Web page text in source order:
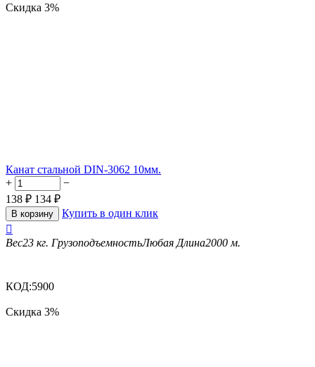
Скидка 3%
Канат стальной DIN-3062 10мм.
+
−
138 ₽ 134 ₽
В корзину
Купить в один клик

Вес23 кг. ГрузоподъемностьЛюбая Длина2000 м.
КОД:5900
Скидка 3%